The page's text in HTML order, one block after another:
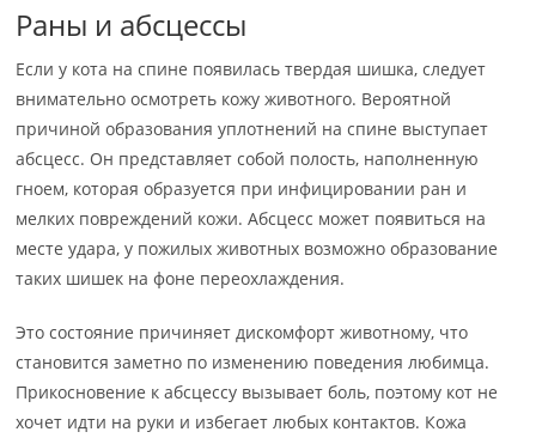
Раны и абсцессы
Если у кота на спине появилась твердая шишка, следует
внимательно осмотреть кожу животного. Вероятной
причиной образования уплотнений на спине выступает
абсцесс. Он представляет собой полость, наполненную
гноем, которая образуется при инфицировании ран и
мелких повреждений кожи. Абсцесс может появиться на
месте удара, у пожилых животных возможно образование
таких шишек на фоне переохлаждения.
Это состояние причиняет дискомфорт животному, что
становится заметно по изменению поведения любимца.
Прикосновение к абсцессу вызывает боль, поэтому кот не
хочет идти на руки и избегает любых контактов. Кожа